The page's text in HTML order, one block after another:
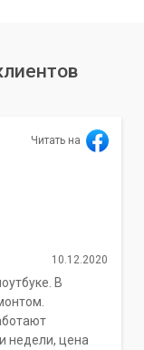
Читать на
10.12.2020
В
недели, цена